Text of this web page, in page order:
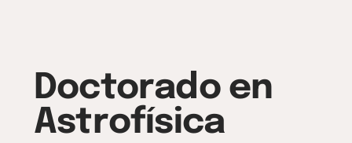
Doctorado en
Astrofísica